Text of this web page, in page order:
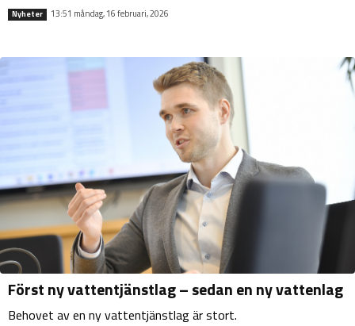
Nyheter 13:51 måndag, 16 februari, 2026
Först ny vattentjänstlag – sedan en ny vattenlag
Behovet av en ny vattentjänstlag är stort.